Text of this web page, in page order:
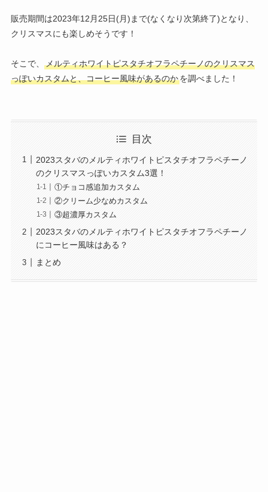
販売期間は2023年12月25日(月)まで(なくなり次第終了)となり、
クリスマスにも楽しめそうです！
そこで、
メルティホワイトピスタチオフラペチーノのクリスマス
っぽいカスタムと、コーヒー風味があるのかを調べました！
目次
2023スタバのメルティホワイトピスタチオフラペチーノ
のクリスマスっぽいカスタム3選！
①チョコ感追加カスタム
②クリーム少なめカスタム
③超濃厚カスタム
2023スタバのメルティホワイトピスタチオフラペチーノ
にコーヒー風味はある？
まとめ